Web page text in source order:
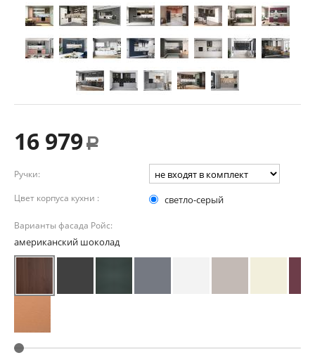
16 979 Р
Ручки:
Цвет корпуса кухни :
светло-серый
Варианты фасада Ройс:
американский шоколад